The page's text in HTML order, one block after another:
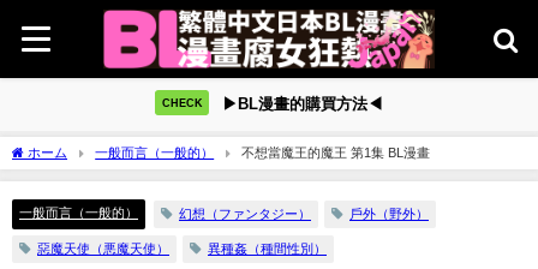
CHECK ▶BL漫畫的購買方法◀
ホーム 一般而言（一般的） 不想當魔王的魔王 第1集 BL漫畫
一般而言（一般的） 幻想（ファンタジー） 戶外（野外）
惡魔天使（悪魔天使） 異種姦（種間性別）